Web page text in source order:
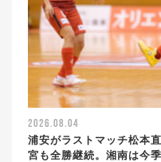
2026.08.04
浦安がラストマッチ松本
宮も全勝継続。湘南は今